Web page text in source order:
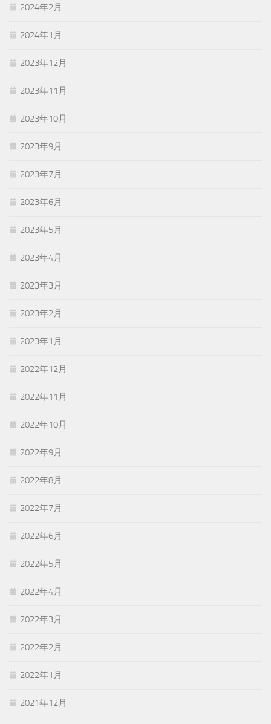
2024年2月
2024年1月
2023年12月
2023年11月
2023年10月
2023年9月
2023年7月
2023年6月
2023年5月
2023年4月
2023年3月
2023年2月
2023年1月
2022年12月
2022年11月
2022年10月
2022年9月
2022年8月
2022年7月
2022年6月
2022年5月
2022年4月
2022年3月
2022年2月
2022年1月
2021年12月